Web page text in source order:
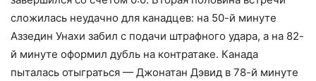
сложилась неудачно для канадцев: на 50-й минуте
Аззедин Унахи забил с подачи штрафного удара, а на 82-
й минуте оформил дубль на контратаке. Канада
пыталась отыграться — Джонатан Дэвид в 78-й минуте